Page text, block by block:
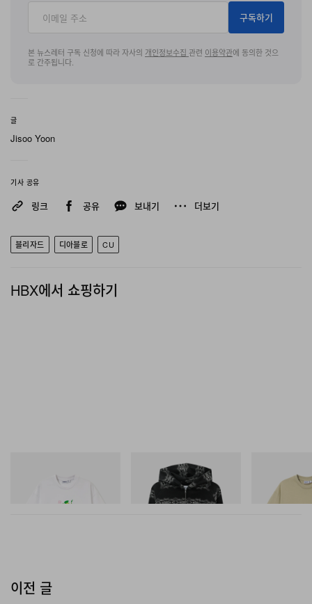
구독하기
본 뉴스레터 구독 신청에 따라 자사의 개인정보수집 관련 이용약관에 동의한 것으
로 간주됩니다.
글
Jisoo Yoon
기사 공유
링크 공유 보내기 더보기
블리자드 디아블로 CU
HBX에서 쇼핑하기
Butter Goods
Faded Waffle Zip-Thru Hood
쇼핑하기
Terrain Tee
쇼핑하기